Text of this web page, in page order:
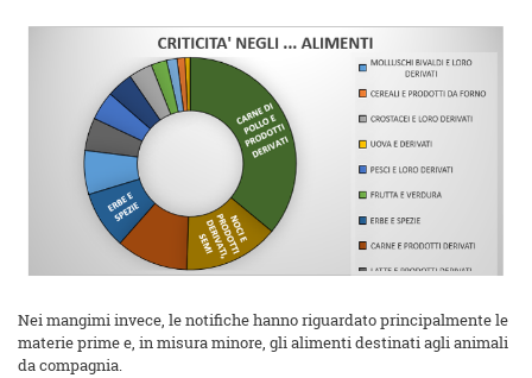
Nei mangimi invece, le notifiche hanno riguardato principalmente le
materie prime e, in misura minore, gli alimenti destinati agli animali
da compagnia.